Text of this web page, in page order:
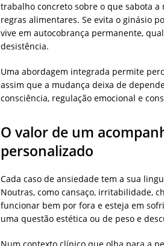
trabalho concreto sobre o que sabota a
regras alimentares. Se evita o ginásio
vive em autocobrança permanente,
desistência.
Uma abordagem integrada permite
assim que a mudança deixa de
consciência, regulação emocional e
O valor de um
personalizado
Cada caso de ansiedade tem a sua
Noutras, como cansaço, irritabilidade,
funcionar bem por fora e esteja em
uma questão estética ou de peso e